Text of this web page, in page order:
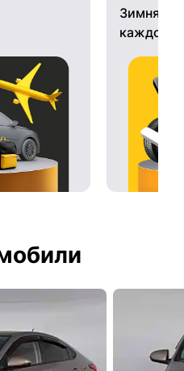
Зимняя
каждому